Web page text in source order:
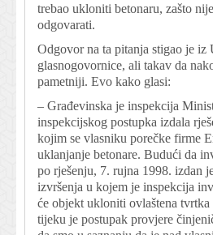
trebao ukloniti betonaru, zašto
odgovarati.
Odgovor na ta pitanja stigao je iz
glasnogovornice, ali takav da
pametniji. Evo kako glasi:
– Građevinska je inspekcija
inspekcijskog postupka izdala
kojim se vlasniku porečke firme
uklanjanje betonare. Budući da
po rješenju, 7. rujna 1998. izdan
izvršenja u kojem je inspekcija
će objekt ukloniti ovlaštena
tijeku je postupak provjere